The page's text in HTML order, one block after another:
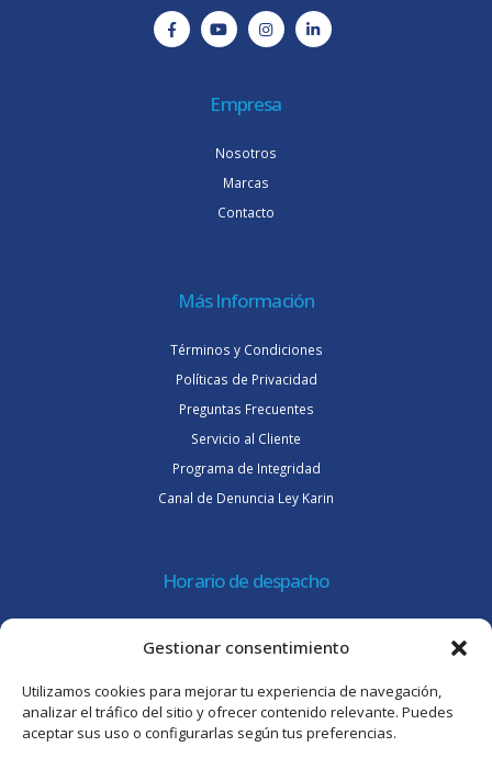
Gestionar consentimiento
Utilizamos cookies para mejorar tu experiencia de navegación,
analizar el tráfico del sitio y ofrecer contenido relevante. Puedes
aceptar sus uso o configurarlas según tus preferencias.
Empresa
Nosotros
Marcas
Contacto
Más Información
Términos y Condiciones
Políticas de Privacidad
Preguntas Frecuentes
Servicio al Cliente
Programa de Integridad
Canal de Denuncia Ley Karin
Horario de despacho
Viernes 8:30 a 15:30 hrs.
Atención al cliente
Lunes a jueves de 09:00 a 17:45 hrs.